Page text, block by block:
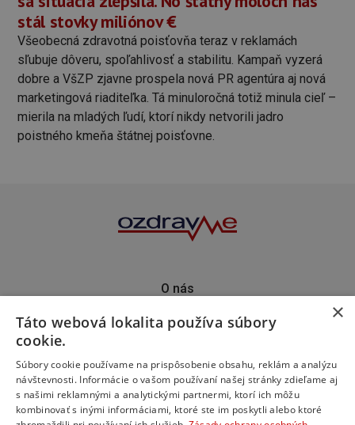
stál stovky miliónov €
Všeobecná zdravotná poisťovňa teraz v reklamách
sľubuje dôveru, spoľahlivosť a stabilitu. Kampaň vyzerá
dobre a VšZP zjavne prospela nová PR agentúra aj nová
marketingová riaditeľka. Tá minuloročná totiž minula cieľ –
mierila na mladých ľudí, ktorí nikdy netvorili jadro
poistného kmeňa štátnej poisťovne.
O nás
Predplatné
Podporte nás
×
Táto webová lokalita používa súbory
cookie.
Súbory cookie používame na prispôsobenie obsahu, reklám a analýzu
návštevnosti. Informácie o vašom používaní našej stránky zdieľame aj
s našimi reklamnými a analytickými partnermi, ktorí ich môžu
kombinovať s inými informáciami, ktoré ste im poskytli alebo ktoré